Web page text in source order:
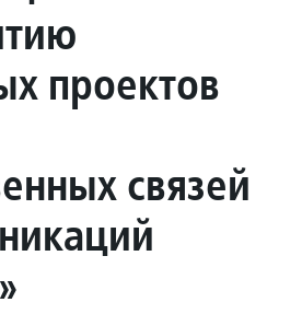
проектов
связей